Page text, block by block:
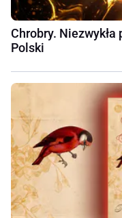
Chrobry.
Polski